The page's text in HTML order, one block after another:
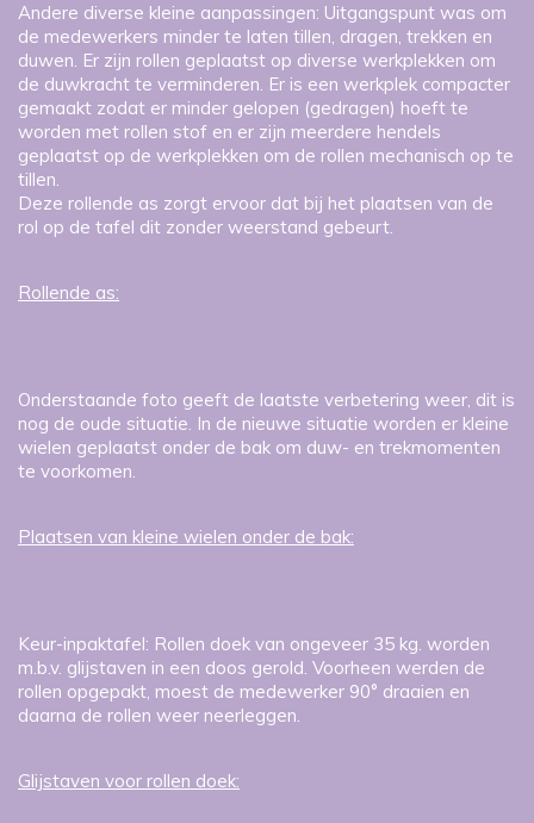
Andere diverse kleine aanpassingen: Uitgangspunt was om
de medewerkers minder te laten tillen, dragen, trekken en
duwen. Er zijn rollen geplaatst op diverse werkplekken om
de duwkracht te verminderen. Er is een werkplek compacter
gemaakt zodat er minder gelopen (gedragen) hoeft te
worden met rollen stof en er zijn meerdere hendels
geplaatst op de werkplekken om de rollen mechanisch op te
tillen.
Deze rollende as zorgt ervoor dat bij het plaatsen van de
rol op de tafel dit zonder weerstand gebeurt.
Rollende as:
Onderstaande foto geeft de laatste verbetering weer, dit is
nog de oude situatie. In de nieuwe situatie worden er kleine
wielen geplaatst onder de bak om duw- en trekmomenten
te voorkomen.
Plaatsen van kleine wielen onder de bak:
Keur-inpaktafel: Rollen doek van ongeveer 35 kg. worden
m.b.v. glijstaven in een doos gerold. Voorheen werden de
rollen opgepakt, moest de medewerker 90° draaien en
daarna de rollen weer neerleggen.
Glijstaven voor rollen doek: